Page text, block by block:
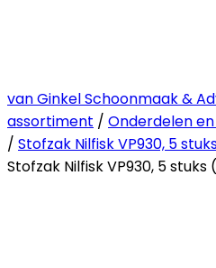
van Ginkel Schoonmaak &
assortiment / Onderdelen
/ Stofzak Nilfisk VP930, 5
Stofzak Nilfisk VP930, 5